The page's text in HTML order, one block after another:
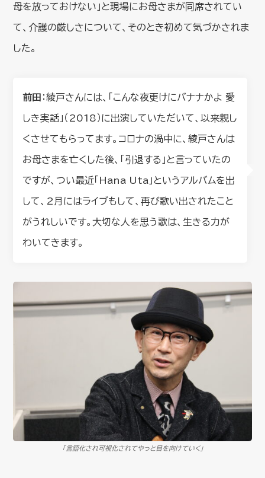
母を放っておけない」と現場にお母さまが同席されてい
て、介護の厳しさについて、そのとき初めて気づかされま
した。
前田 ：綾戸さんには、「こんな夜更けにバナナかよ 愛
しき実話」（2018）に出演していただいて、以来親し
くさせてもらってます。コロナの渦中に、綾戸さんは
お母さまを亡くした後、「引退する」と言っていたの
ですが、つい最近「Hana Uta」というアルバムを出
して、2月にはライブもして、再び歌い出されたこと
がうれしいです。大切な人を思う歌は、生きる力が
わいてきます。
「言語化され可視化されてやっと目を向けていく」